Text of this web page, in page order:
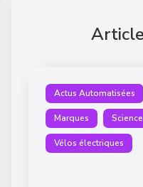
Actus Automatisées
Marques
Vélos électriques